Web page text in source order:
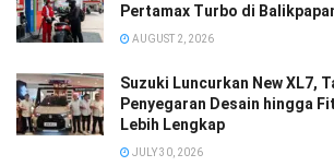
Pertamax Turbo di
AUGUST 2, 2026
Suzuki Luncurkan New XL7,
Penyegaran Desain hingga
Lebih Lengkap
JULY 30, 2026